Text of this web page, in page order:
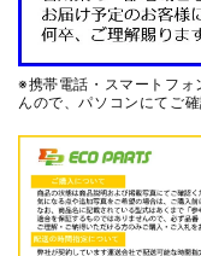
※携帯電話・スマートフォ
んので、パソコンにてご